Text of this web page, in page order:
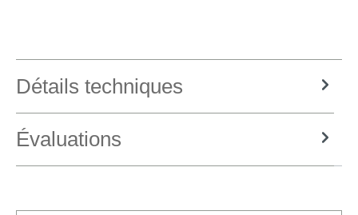
Détails techniques
Évaluations